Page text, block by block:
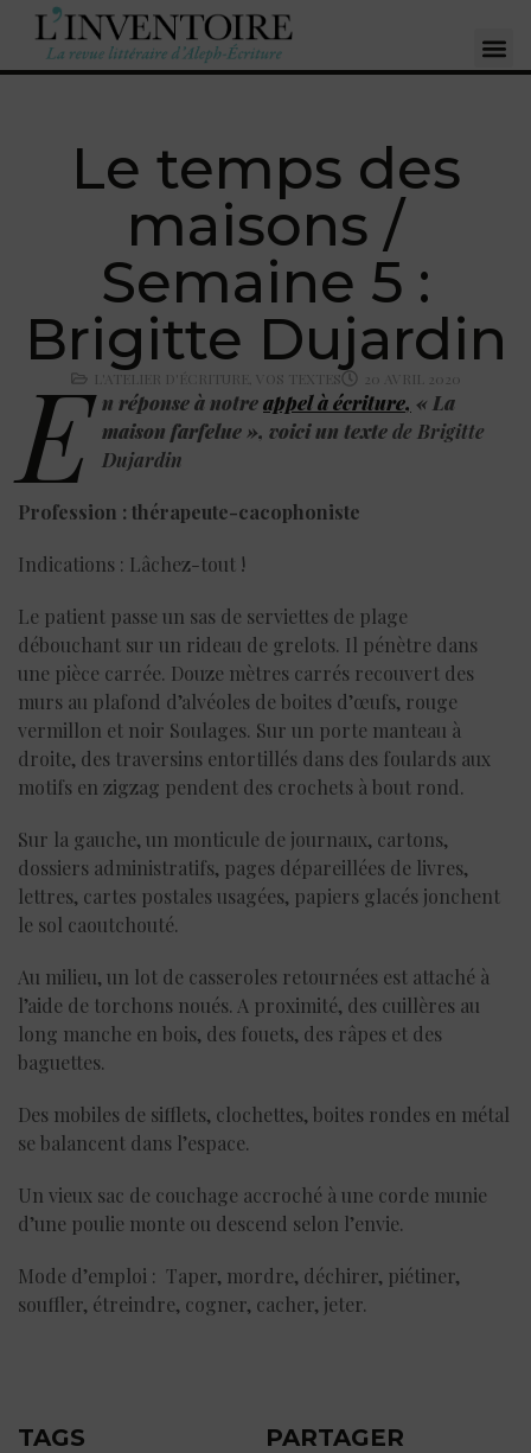
Le temps des
maisons /
Semaine 5 :
Brigitte Dujardin
L'ATELIER D'ÉCRITURE VOS TEXTES 20 AVRIL 2020
E n réponse à notreappel à écriture, « La
maison farfelue », voici un textede Brigitte
Dujardin
Profession : thérapeute-cacophoniste
Indications : Lâchez-tout !
Le patient passe un sas de serviettes de plage
débouchant sur un rideau de grelots. Il pénètre dans
une pièce carrée. Douze mètres carrés recouvert des
murs au plafond d’alvéoles de boites d’œufs, rouge
vermillon et noir Soulages. Sur un porte manteau à
droite, des traversins entortillés dans des foulards aux
motifs en zigzag pendent des crochets à bout rond.
Sur la gauche, un monticule de journaux, cartons,
dossiers administratifs, pages dépareillées de livres,
lettres, cartes postales usagées, papiers glacés jonchent
le sol caoutchouté.
Au milieu, un lot de casseroles retournées est attaché à
l’aide de torchons noués. A proximité, des cuillères au
long manche en bois, des fouets, des râpes et des
baguettes.
Des mobiles de sifflets, clochettes, boites rondes en métal
se balancent dans l’espace.
Un vieux sac de couchage accroché à une corde munie
d’une poulie monte ou descend selon l’envie.
Mode d’emploi : Taper, mordre, déchirer, piétiner,
souffler, étreindre, cogner, cacher, jeter.
TAGS PARTAGER